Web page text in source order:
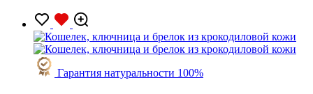
Гарантия натуральности 100%